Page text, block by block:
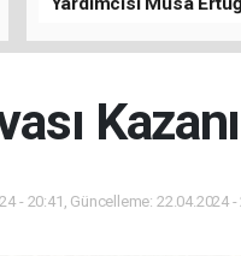
- 20:41, Güncelleme: 22.04.2024 -